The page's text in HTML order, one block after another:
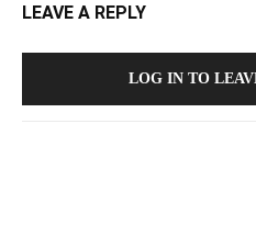
LEAVE A REPLY
LOG IN TO